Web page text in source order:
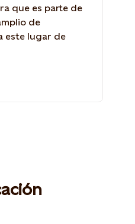
que es parte de
de
este lugar de